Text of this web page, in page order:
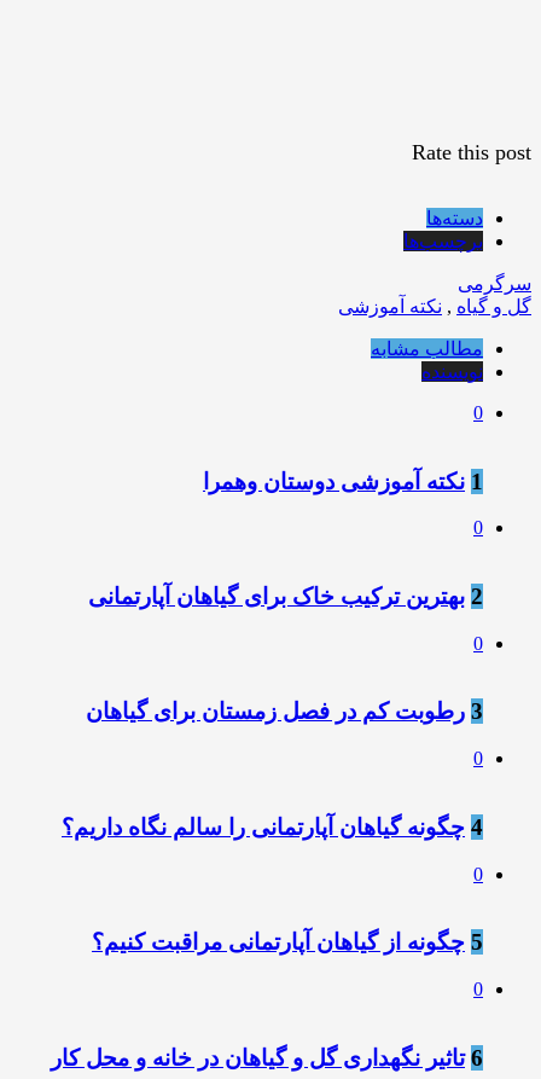
Rate this post
دسته‌ها
برچسب‌ها
سرگرمی
گل و گیاه , نکته آموزشی
مطالب مشابه
نویسنده
0
1 نکته آموزشی دوستان وهمرا
0
2 بهترین ترکیب خاک برای گیاهان آپارتمانی
0
3 رطوبت کم در فصل زمستان برای گیاهان
0
4 چگونه گیاهان آپارتمانی را سالم نگاه داریم؟
0
5 چگونه از گیاهان آپارتمانی مراقبت کنیم؟
0
6 تاثیر نگهداری گل و گیاهان در خانه و محل کار